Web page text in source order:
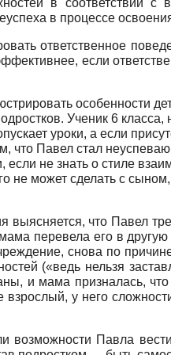
в процессе
ответственное
если
особенности
Ученик 6
уроки, а если
что Павел стал
не знать о стиле
не может сделать с
выясняется, что
перевела его в
снова по
(«ведь нельзя
и мама призналась,
взрослый, у него
Павла